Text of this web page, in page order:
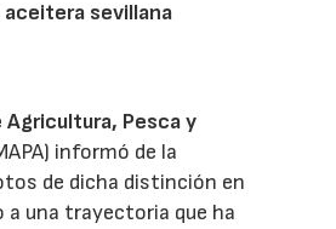
aceitera sevillana
Pesca y
informó de la
de dicha distinción en
una trayectoria que ha